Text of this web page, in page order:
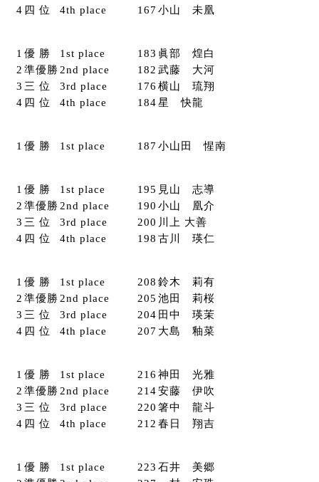
4 四 位 4th place 167 小山 未凰
1 優 勝 1st place 183 眞部 煌白
2 準優勝 2nd place 182 武藤 大河
3 三 位 3rd place 176 横山 琉翔
4 四 位 4th place 184星 快龍
1 優 勝 1st place 187 小山田 惺南
1 優 勝 1st place 195 見山 志導
2 準優勝 2nd place 190 小山 凰介
3 三 位 3rd place 200 川上 大善
4 四 位 4th place 198 古川 瑛仁
1 優 勝 1st place 208 鈴木 莉有
2 準優勝 2nd place 205 池田 莉桜
3 三 位 3rd place 204 田中 瑛茉
4 四 位 4th place 207 大島 釉菜
1 優 勝 1st place 216 神田 光雅
2 準優勝 2nd place 214安藤 伊吹
3 三 位 3rd place 220 箸中 龍斗
4 四 位 4th place 212 春日 翔吉
1 優 勝 1st place 223 石井 美郷